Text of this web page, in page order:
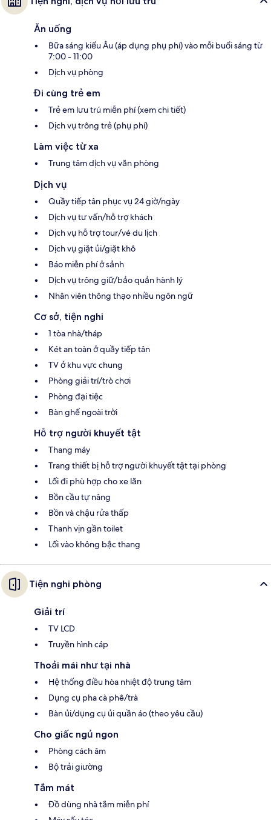
Ăn uống
Bữa sáng kiểu Âu (áp dụng phụ phí) vào mỗi buổi sáng từ
7:00 - 11:00
Dịch vụ phòng
Đi cùng trẻ em
Trẻ em lưu trú miễn phí (xem chi tiết)
Dịch vụ trông trẻ (phụ phí)
Làm việc từ xa
Trung tâm dịch vụ văn phòng
Dịch vụ
Quầy tiếp tân phục vụ 24 giờ/ngày
Dịch vụ tư vấn/hỗ trợ khách
Dịch vụ hỗ trợ tour/vé du lịch
Dịch vụ giặt ủi/giặt khô
Báo miễn phí ở sảnh
Dịch vụ trông giữ/bảo quản hành lý
Nhân viên thông thạo nhiều ngôn ngữ
Cơ sở, tiện nghi
1 tòa nhà/tháp
Két an toàn ở quầy tiếp tân
TV ở khu vực chung
Phòng giải trí/trò chơi
Phòng đại tiệc
Bàn ghế ngoài trời
Hỗ trợ người khuyết tật
Thang máy
Trang thiết bị hỗ trợ người khuyết tật tại phòng
Lối đi phù hợp cho xe lăn
Bồn cầu tự nâng
Bồn và chậu rửa thấp
Thanh vịn gần toilet
Lối vào không bậc thang
Tiện nghi phòng
Giải trí
TV LCD
Truyền hình cáp
Thoải mái như tại nhà
Hệ thống điều hòa nhiệt độ trung tâm
Dụng cụ pha cà phê/trà
Bàn ủi/dụng cụ ủi quần áo (theo yêu cầu)
Cho giấc ngủ ngon
Phòng cách âm
Bộ trải giường
Tắm mát
Đồ dùng nhà tắm miễn phí